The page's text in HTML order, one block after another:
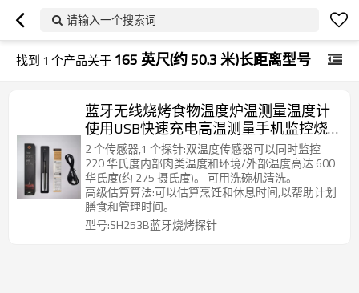
请输入一个搜索词
找到 1 个产品关于 165 英尺(约 50.3 米)长距离型号
蓝牙无线烧烤食物温度炉温测量温度计
使用USB快速充电高温测量手机监控烧
烤进程
2 个传感器,1 个探针:双温度传感器可以同时监控
220 华氏度内部肉类温度和环境/外部温度高达 600
华氏度(约 275 摄氏度)。 可用洗碗机清洗。
高级估算算法:可以估算烹饪和休息时间,以帮助计划
膳食和管理时间。
型号:SH253B蓝牙烧烤探针